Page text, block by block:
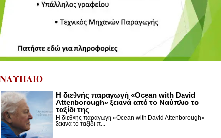
ΝΑΥΠΛΙΟ
Η διεθνής παραγωγή «Ocean with David
Attenborough» ξεκινά από το Ναύπλιο το
ταξίδι της
Η διεθνής παραγωγή «Ocean with David Attenborough»
ξεκινά το ταξίδι π...